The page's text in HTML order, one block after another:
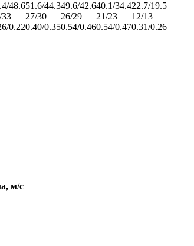
48.651.6/44.349.6/42.640.1/34.422.7/19.5
33 27/30 26/29 21/23
12/13
0.220.40/0.350.54/0.460.54/0.470.31/0.26
м/с